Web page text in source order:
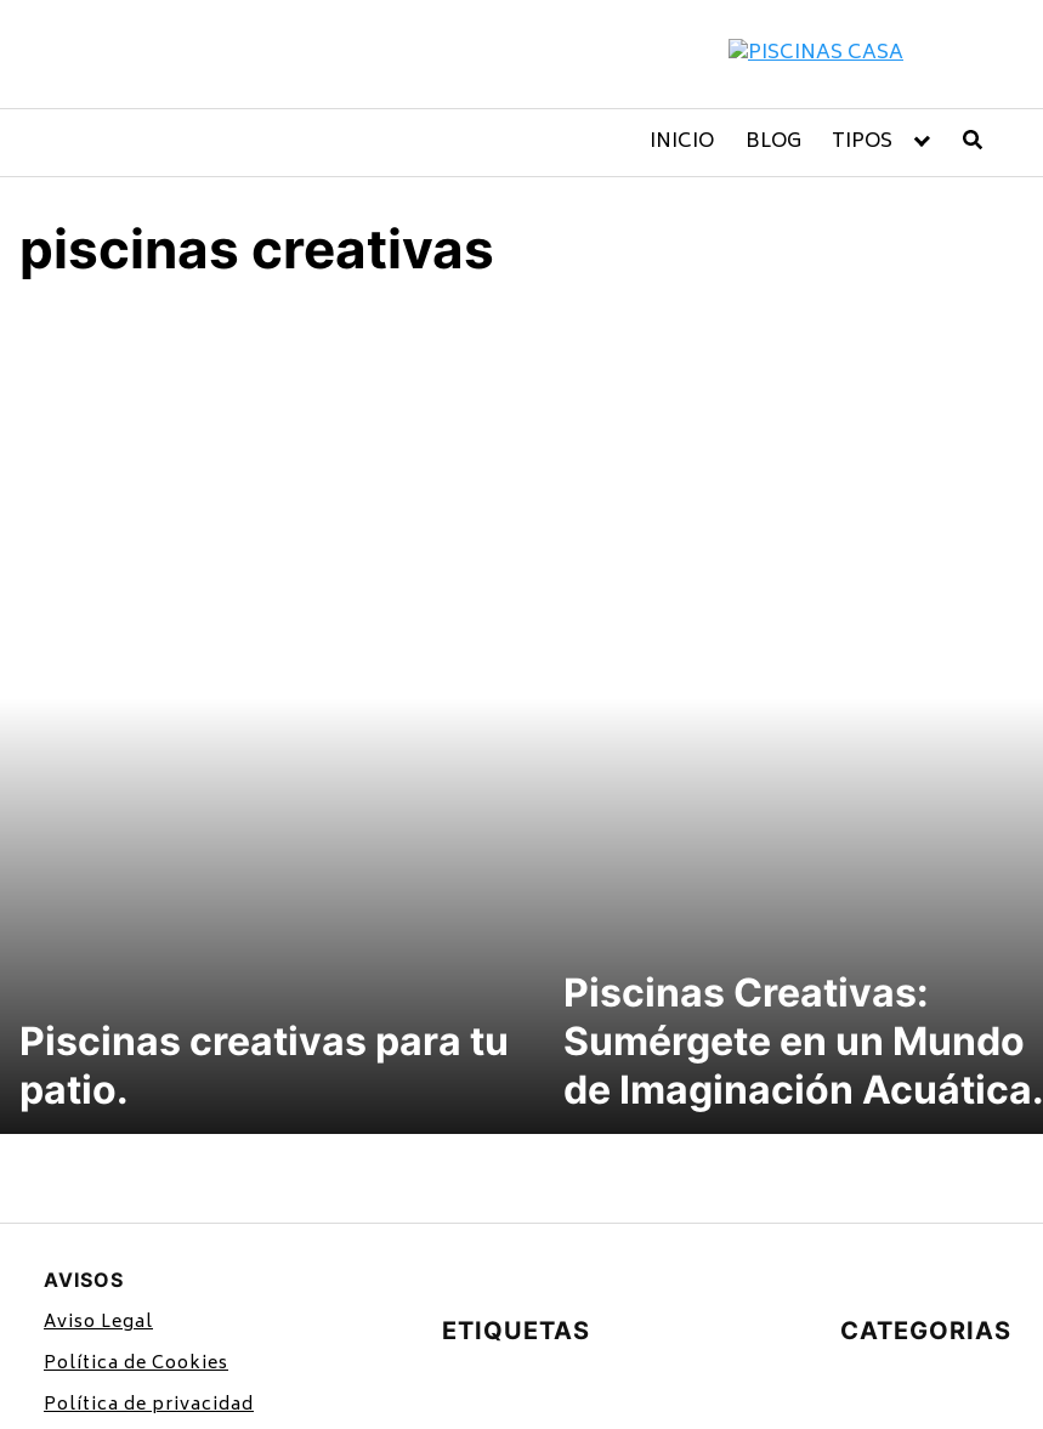
INICIO BLOG TIPOS
piscinas creativas
Piscinas creativas para tu
patio.
Piscinas Creativas:
Sumérgete en un Mundo
de Imaginación Acuática.
AVISOS
Aviso Legal
Política de Cookies
Política de privacidad
ETIQUETAS CATEGORIAS